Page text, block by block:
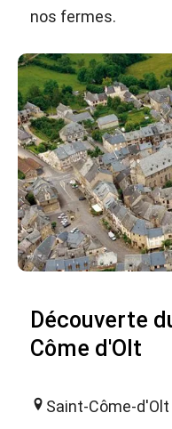
nos fermes.
Découverte
Côme d'Olt
Saint-Côme-d'Olt